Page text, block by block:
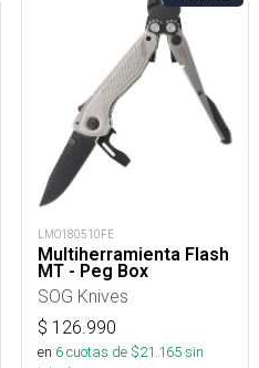
LMO180510FE
Multiherramienta Flash
MT - Peg Box
SOG Knives
$ 126.990
en 6cuotas de $21.165sin